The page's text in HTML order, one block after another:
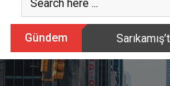
Gündem